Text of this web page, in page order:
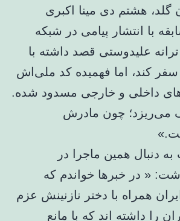
گلد، هشتم دی مینا اکبری
با انتشار پیامی در شبکه
علیدوستی قصد داشته با
کند، اما فهمیده کد ملی‌اش
داخلی و خارجی مسدود شده.
می‌ریزد؛ چون مادرش
دنبال همین ماجرا در
« در خبرها خواندم که
همراه با دختر نازنینش عزم
را داشته اند که با مانع